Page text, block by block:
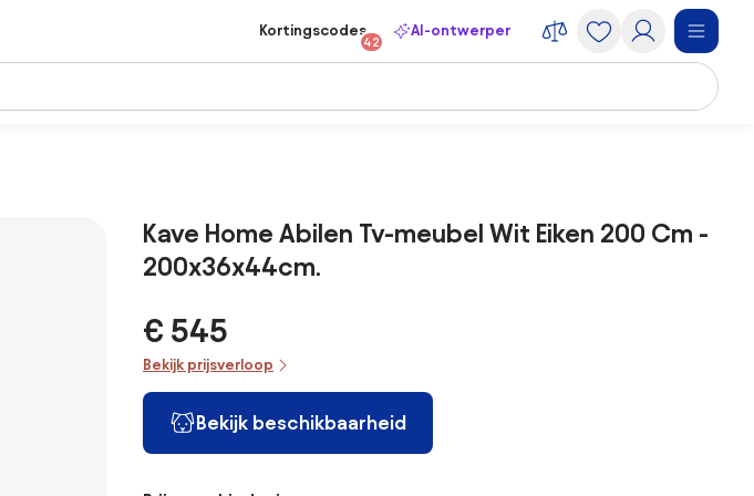
Kortingscodes
42
AI-ontwerper
Kave Home Abilen Tv-meubel Wit Eiken 200 Cm -
200x36x44cm.
€ 545
Bekijk prijsverloop
Bekijk beschikbaarheid